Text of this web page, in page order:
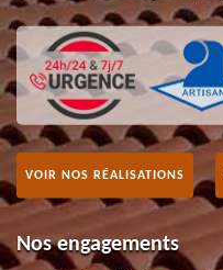
VOIR NOS RÉALISATIONS
Nos engagements